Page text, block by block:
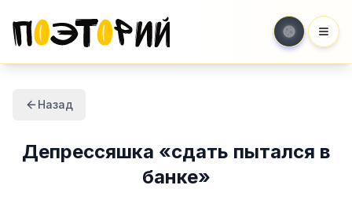
Назад
Депрессяшка «сдать пытался в
банке»